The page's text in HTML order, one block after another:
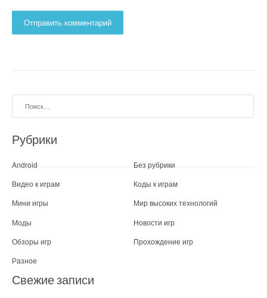
Рубрики
Android
Без рубрики
Видео к играм
Коды к играм
Мини игры
Мир высоких технологий
Моды
Новости игр
Обзоры игр
Прохождение игр
Разное
Свежие записи